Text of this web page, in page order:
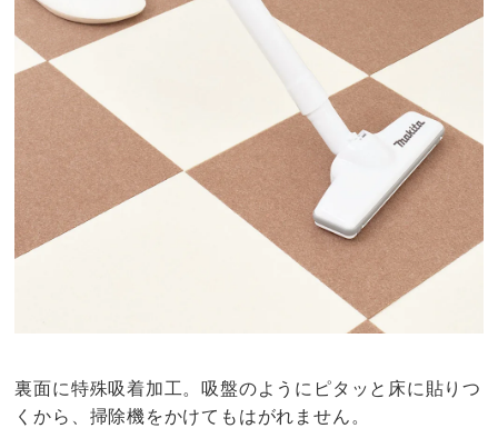
裏面に特殊吸着加工。吸盤のようにピタッと床に貼りつ
くから、掃除機をかけてもはがれません。